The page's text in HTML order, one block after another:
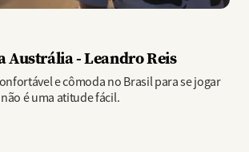
Austrália - Leandro Reis
e cômoda no Brasil para se jogar
é uma atitude fácil.